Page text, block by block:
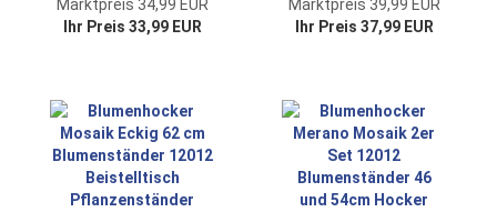
12012
Blumenständer 46
Marktpreis 34,99 EUR
Ihr Preis 33,99 EUR
12012
Blumenständer 54
Marktpreis 39,99 EUR
Ihr Preis 37,99 EUR